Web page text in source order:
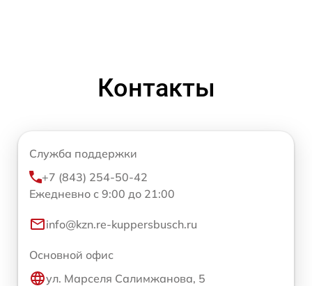
Контакты
Служба поддержки
+7 (843) 254-50-42
Ежедневно с 9:00 до 21:00
info@kzn.re-kuppersbusch.ru
Основной офис
ул. Марселя Салимжанова, 5